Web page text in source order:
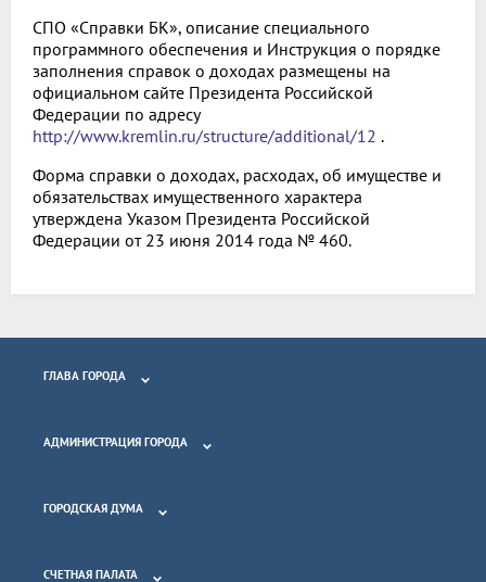
СПО «Справки БК», описание специального
программного обеспечения и Инструкция о порядке
заполнения справок о доходах размещены на
официальном сайте Президента Российской
Федерации по адресу
http://www.kremlin.ru/structure/additional/12 .
Форма справки о доходах, расходах, об имуществе и
обязательствах имущественного характера
утверждена Указом Президента Российской
Федерации от 23 июня 2014 года № 460.
ГЛАВА ГОРОДА
АДМИНИСТРАЦИЯ ГОРОДА
ГОРОДСКАЯ ДУМА
СЧЕТНАЯ ПАЛАТА